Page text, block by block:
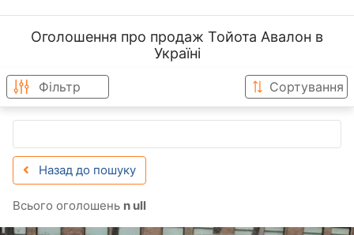
Оголошення про продаж Тойота Авалон в
Україні
Фільтр Сортування
Назад до пошуку
Всього оголошень n ull